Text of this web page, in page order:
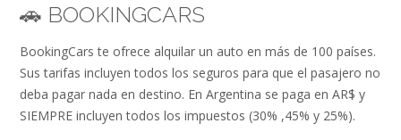
🚗 BOOKINGCARS
BookingCars te ofrece alquilar un auto en más de 100 países.
Sus tarifas incluyen todos los seguros para que el pasajero no
deba pagar nada en destino. En Argentina se paga en AR$ y
SIEMPRE incluyen todos los impuestos (30% ,45% y 25%).